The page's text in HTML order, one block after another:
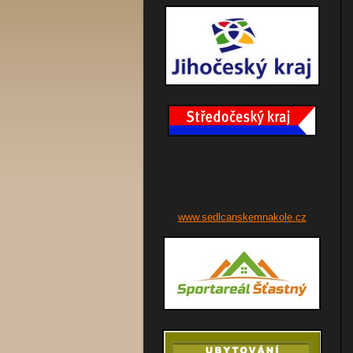
www.sedlcanskemnakole.cz